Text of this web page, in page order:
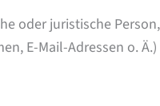
oder juristische
E-Mail-Adressen o.